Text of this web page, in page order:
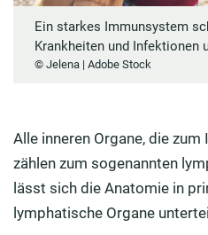
Ein starkes Immunsystem
Krankheiten und Infektionen
© Jelena | Adobe Stock
Alle inneren Organe, die
zählen zum sogenannten
lässt sich die Anatomie in
lymphatische Organe